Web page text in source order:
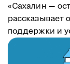
«Сахалин —
рассказывает
поддержки и